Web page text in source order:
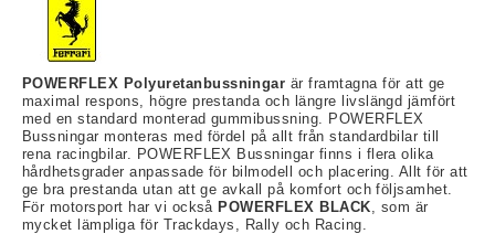
POWERFLEX Polyuretanbussningar är framtagna för att ge
maximal respons, högre prestanda och längre livslängd jämfört
med en standard monterad gummibussning. POWERFLEX
Bussningar monteras med fördel på allt från standardbilar till
rena racingbilar. POWERFLEX Bussningar finns i flera olika
hårdhetsgrader anpassade för bilmodell och placering. Allt för att
ge bra prestanda utan att ge avkall på komfort och följsamhet.
För motorsport har vi ocksåPOWERFLEX BLACK , som är
mycket lämpliga för Trackdays, Rally och Racing.